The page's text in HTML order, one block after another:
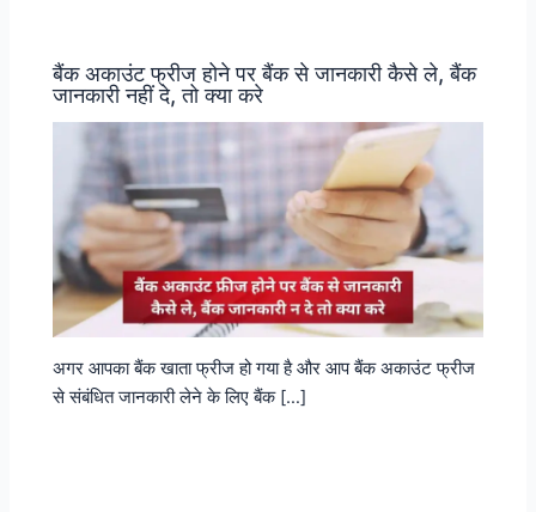
बैंक अकाउंट फ्रीज होने पर बैंक से जानकारी कैसे ले, बैंक
जानकारी नहीं दे, तो क्या करे
अगर आपका बैंक खाता फ्रीज हो गया है और आप बैंक अकाउंट फ्रीज
से संबंधित जानकारी लेने के लिए बैंक […]